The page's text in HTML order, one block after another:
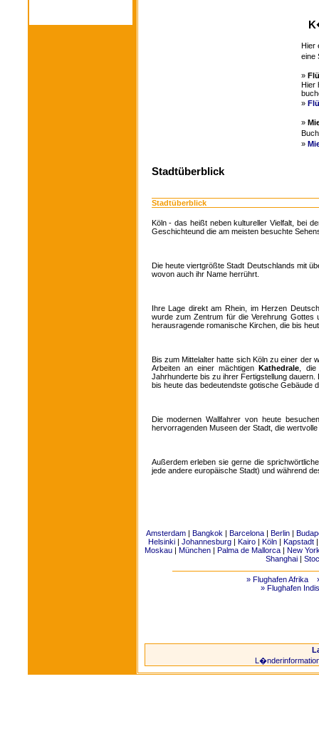
Hier
eine
»
Hier
»
»
»
Stadtüberblick
Stadtüberblick
Köln - das heißt neben kultureller Vielfalt, bei
Geschichteund die am meisten besuchte
Die heute viertgrößte Stadt Deutschlands mit
wovon auch ihr Name herrührt.
Ihre Lage direkt am Rhein, im Herzen
wurde zum Zentrum für die Verehrung Gottes
herausragende romanische Kirchen, die bis
Bis zum Mittelalter hatte sich Köln zu einer der
Arbeiten an einer mächtigenKathedrale ,
Jahrhunderte bis zu ihrer Fertigstellung
bis heute das bedeutendste gotische Gebäude
Die modernen Wallfahrer von heute
hervorragenden Museen der Stadt, die
Außerdem erleben sie gerne die
jede andere europäische Stadt) und während
Amsterdam| Bangkok | Barcelona| Berlin|
Helsinki | Johannesburg | Kairo | Köln | Kapstadt
Moskau| München| Palma de Mallorca| New
Shanghai|
» Flughafen Afrika
» Flughafen